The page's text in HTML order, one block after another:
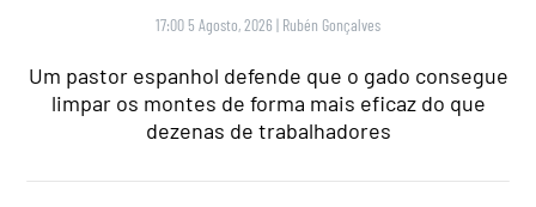
17:00 5 Agosto, 2026 | Rubén Gonçalves
Um pastor espanhol defende que o gado consegue
limpar os montes de forma mais eficaz do que
dezenas de trabalhadores